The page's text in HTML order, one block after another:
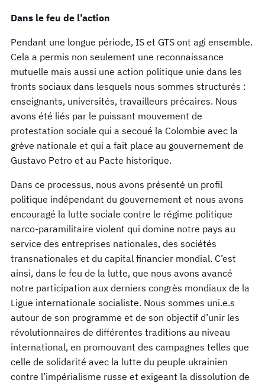
Dans le feu de l’action
Pendant une longue période, IS et GTS ont agi ensemble.
Cela a permis non seulement une reconnaissance
mutuelle mais aussi une action politique unie dans les
fronts sociaux dans lesquels nous sommes structurés :
enseignants, universités, travailleurs précaires. Nous
avons été liés par le puissant mouvement de
protestation sociale qui a secoué la Colombie avec la
grève nationale et qui a fait place au gouvernement de
Gustavo Petro et au Pacte historique.
Dans ce processus, nous avons présenté un profil
politique indépendant du gouvernement et nous avons
encouragé la lutte sociale contre le régime politique
narco-paramilitaire violent qui domine notre pays au
service des entreprises nationales, des sociétés
transnationales et du capital financier mondial. C’est
ainsi, dans le feu de la lutte, que nous avons avancé
notre participation aux derniers congrès mondiaux de la
Ligue internationale socialiste. Nous sommes uni.e.s
autour de son programme et de son objectif d’unir les
révolutionnaires de différentes traditions au niveau
international, en promouvant des campagnes telles que
celle de solidarité avec la lutte du peuple ukrainien
contre l’impérialisme russe et exigeant la dissolution de